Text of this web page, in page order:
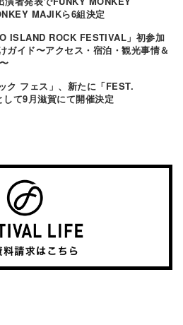
MAJIKら6組決定
ISLAND ROCK FESTIVAL」初参加
ガイド〜アクセス・宿泊・観光事情＆
ク フェス」、新たに「FEST.
て9月滋賀にて開催決定